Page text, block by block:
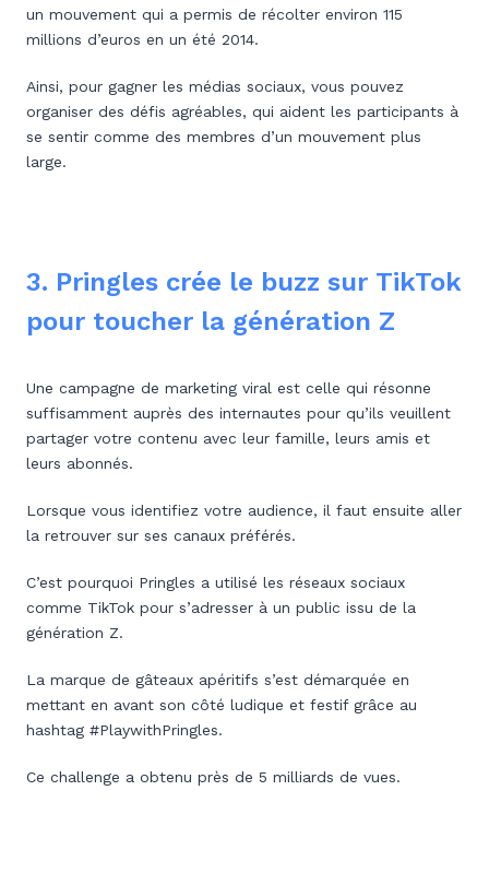
un mouvement qui a permis de récolter environ 115
millions d’euros en un été 2014.
Ainsi, pour gagner les médias sociaux, vous pouvez
organiser des défis agréables, qui aident les participants à
se sentir comme des membres d’un mouvement plus
large.
3. Pringles crée le buzz sur TikTok
pour toucher la génération Z
Une campagne de marketing viral est celle qui résonne
suffisamment auprès des internautes pour qu’ils veuillent
partager votre contenu avec leur famille, leurs amis et
leurs abonnés.
Lorsque vous identifiez votre audience, il faut ensuite aller
la retrouver sur ses canaux préférés.
C’est pourquoi Pringles a utilisé les réseaux sociaux
comme TikTok pour s’adresser à un public issu de la
génération Z.
La marque de gâteaux apéritifs s’est démarquée en
mettant en avant son côté ludique et festif grâce au
hashtag #PlaywithPringles.
Ce challenge a obtenu près de 5 milliards de vues.